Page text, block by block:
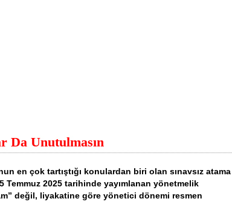
Da Unutulmasın
en çok tartıştığı konulardan biri olan sınavsız atama
Temmuz 2025 tarihinde yayımlanan yönetmelik
değil, liyakatine göre yönetici dönemi resmen